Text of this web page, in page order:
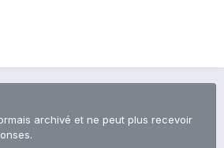
archivé et ne peut plus recevoir